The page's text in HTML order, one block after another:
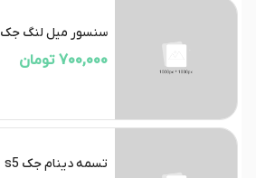
سنسور میل لنگ جک s5
700,000 تومان
تسمه دینام جک s5